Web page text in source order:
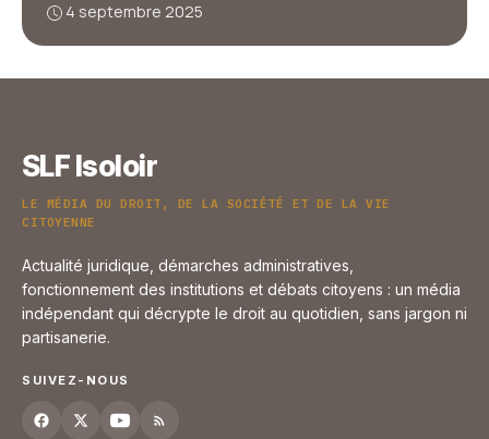
4 septembre 2025
SLF Isoloir
LE MÉDIA DU DROIT, DE LA SOCIÉTÉ ET DE LA VIE
CITOYENNE
Actualité juridique, démarches administratives,
fonctionnement des institutions et débats citoyens : un média
indépendant qui décrypte le droit au quotidien, sans jargon ni
partisanerie.
SUIVEZ-NOUS